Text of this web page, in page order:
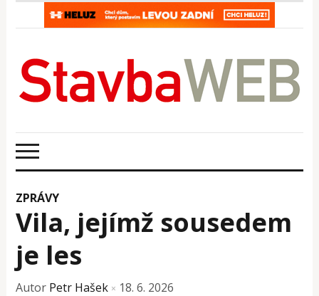
ZPRÁVY
Vila, jejímž sousedem
je les
Autor Petr Hašek × 18. 6. 2026